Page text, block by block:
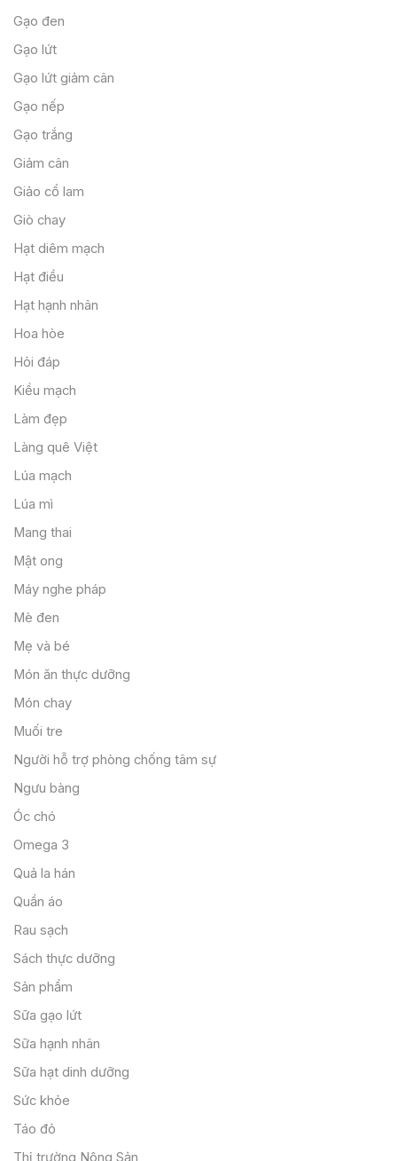
Gạo đen
Gạo lứt
Gạo lứt giảm cân
Gạo nếp
Gạo trắng
Giảm cân
Giảo cổ lam
Giò chay
Hạt diêm mạch
Hạt điều
Hạt hạnh nhân
Hoa hòe
Hỏi đáp
Kiều mạch
Làm đẹp
Làng quê Việt
Lúa mạch
Lúa mì
Mang thai
Mật ong
Máy nghe pháp
Mè đen
Mẹ và bé
Món ăn thực dưỡng
Món chay
Muối tre
Người hỗ trợ phòng chống tâm sự
Ngưu bàng
Óc chó
Omega 3
Quả la hán
Quần áo
Rau sạch
Sách thực dưỡng
Sản phẩm
Sữa gạo lứt
Sữa hạnh nhân
Sữa hạt dinh dưỡng
Sức khỏe
Táo đỏ
Thị trường Nông Sản